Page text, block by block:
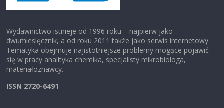
Wydawnictwo istnieje od 1996 roku – najpierw jako
dwumiesięcznik, a od roku 2011 także jako serwis internetowy.
Tematyka obejmuje najistotniejsze problemy mogące pojawić
się w pracy analityka chemika, specjalisty mikrobiologa,
materiałoznawcy.
ISSN 2720-6491